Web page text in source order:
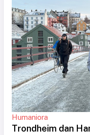
Humaniora
Trondheim dan